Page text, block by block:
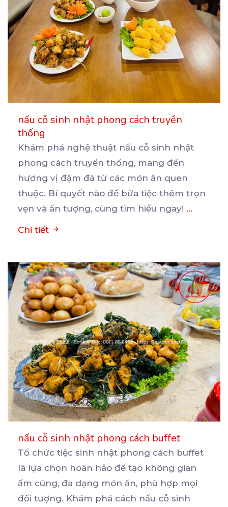
nấu cỗ sinh nhật phong cách truyền
thống
Khám phá nghệ thuật nấu cỗ sinh nhật
phong cách truyền thống, mang đến
hương vị đậm đà từ các món ăn quen
thuộc. Bí quyết nào để bữa tiệc thêm trọn
vẹn và ấn tượng, cùng tìm hiểu ngay! ...
Chi tiết
nấu cỗ sinh nhật phong cách buffet
Tổ chức tiệc sinh nhật phong cách buffet
là lựa chọn hoàn hảo để tạo không gian
ấm cúng, đa dạng món ăn, phù hợp mọi
đối tượng. Khám phá cách nấu cỗ sinh